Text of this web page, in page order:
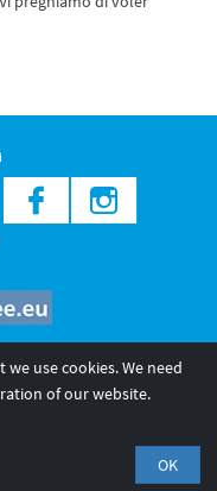
use cookies. We need
of our website.
OK